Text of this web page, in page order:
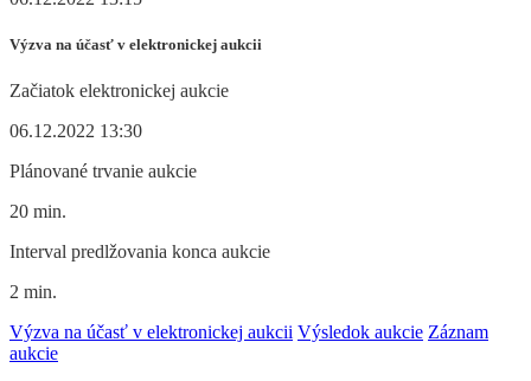
Výzva na účasť v elektronickej aukcii
Začiatok elektronickej aukcie
06.12.2022 13:30
Plánované trvanie aukcie
20 min.
Interval predlžovania konca aukcie
2 min.
Výzva na účasť v elektronickej aukcii Výsledok aukcie Záznam
aukcie